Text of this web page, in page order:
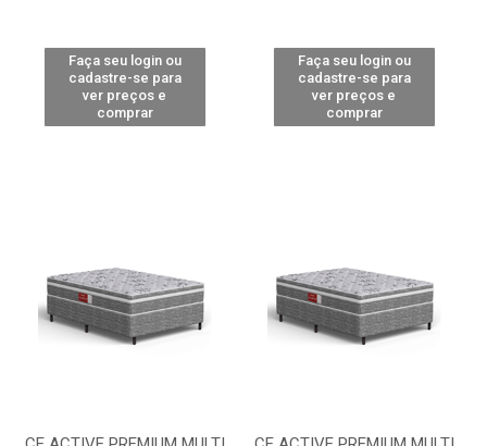
Faça seu login ou
cadastre-se para
ver preços e
comprar
Faça seu login ou
cadastre-se para
ver preços e
comprar